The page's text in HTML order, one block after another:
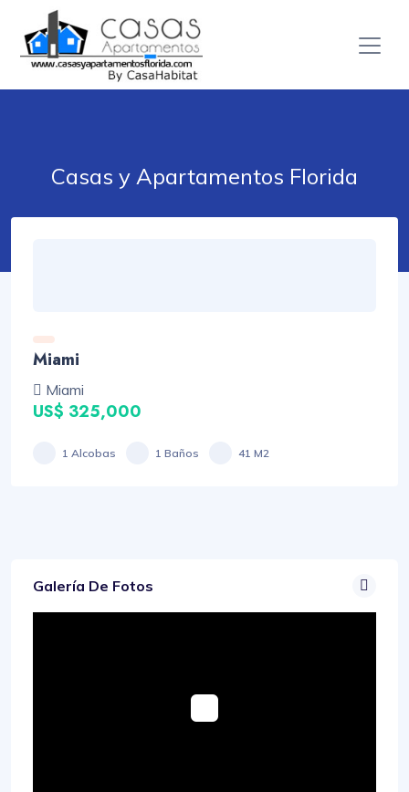
Casas y Apartamentos Florida
Miami
Miami
US$ 325,000
1 Alcobas 1 Baños 41 M2
Galería De Fotos